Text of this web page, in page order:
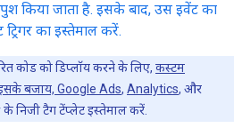
किया जाता है. इसके बाद, उस इवेंट का
का इस्तेमाल करें.
कोड को डिप्लॉय करने के लिए, कस्टम
बजाय, Google Ads, Analytics, और
निजी टैग टेंप्लेट इस्तेमाल करें.